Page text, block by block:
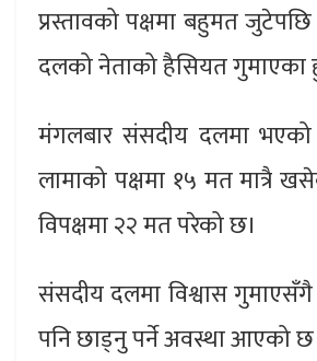
प्रस्तावको पक्षमा बहुमत
दलको नेताको हैसियत गुमाएका
मंगलबार संसदीय दलमा
लामाको पक्षमा १५ मत मात्रै
विपक्षमा २२ मत परेको छ।
संसदीय दलमा विश्वास
पनि छाड्नु पर्ने अवस्था आएको